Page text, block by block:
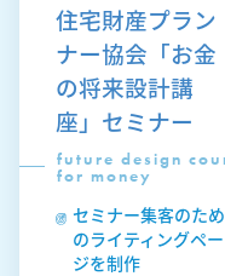
住宅財産プラン
ナー協会「お金
の将来設計講
座」セミナー
future design
for money
セミナー集客のため
のライティングペー
ジを制作